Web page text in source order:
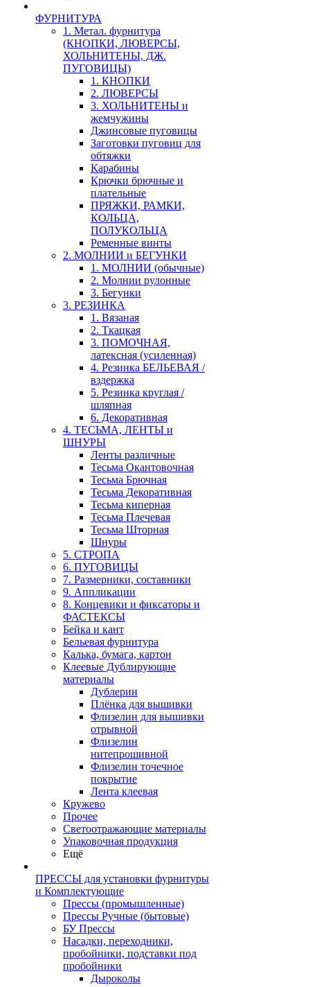
ФУРНИТУРА
1. Метал. фурнитура
(КНОПКИ, ЛЮВЕРСЫ,
ХОЛЬНИТЕНЫ, ДЖ.
ПУГОВИЦЫ)
1. КНОПКИ
2. ЛЮВЕРСЫ
3. ХОЛЬНИТЕНЫ и
жемчужины
Джинсовые пуговицы
Заготовки пуговиц для
обтяжки
Карабины
Крючки брючные и
плательные
ПРЯЖКИ, РАМКИ,
КОЛЬЦА,
ПОЛУКОЛЬЦА
Ременные винты
2. МОЛНИИ и БЕГУНКИ
1. МОЛНИИ (обычные)
2. Молнии рулонные
3. Бегунки
3. РЕЗИНКА
1. Вязаная
2. Ткацкая
3. ПОМОЧНАЯ,
латексная (усиленная)
4. Резинка БЕЛЬЕВАЯ /
вздержка
5. Резинка круглая /
шляпная
6. Декоративная
4. ТЕСЬМА, ЛЕНТЫ и
ШНУРЫ
Ленты различные
Тесьма Окантовочная
Тесьма Брючная
Тесьма Декоративная
Тесьма киперная
Тесьма Плечевая
Тесьма Шторная
Шнуры
5. СТРОПА
6. ПУГОВИЦЫ
7. Размерники, составники
9. Аппликации
8. Концевики и фиксаторы и
ФАСТЕКСЫ
Бейка и кант
Бельевая фурнитура
Калька, бумага, картон
Клеевые Дублирующие
материалы
Дублерин
Плёнка для вышивки
Флизелин для вышивки
отрывной
Флизелин
нитепрошивной
Флизелин точечное
покрытие
Лента клеевая
Кружево
Прочее
Светоотражающие материалы
Упаковочная продукция
Ещё
ПРЕССЫ для установки фурнитуры
и Комплектующие
Прессы (промышленные)
Прессы Ручные (бытовые)
БУ Прессы
Насадки, переходники,
пробойники, подставки под
пробойники
Дыроколы